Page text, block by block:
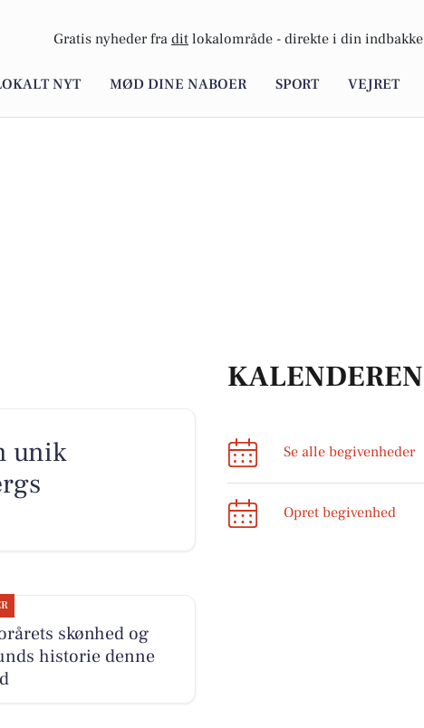
Gratis nyheder fra dit lokalområde - direkte i din indbakke
NYT MØD DINE NABOER SPORT VEJRET
KALENDEREN
Se alle begivenheder
Opret begivenhed
unik
skønhed og
historie denne